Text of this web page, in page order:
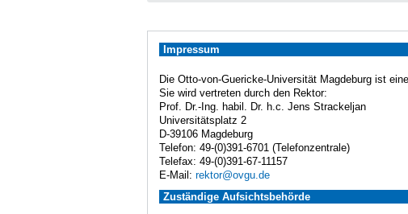
Impressum
Die Otto-von-Guericke-Universität Magdeburg ist
Sie wird vertreten durch den Rektor:
Prof. Dr.-Ing. habil. Dr. h.c. Jens Strackeljan
Universitätsplatz 2
D-39106 Magdeburg
Telefon: 49-(0)391-6701 (Telefonzentrale)
Telefax: 49-(0)391-67-11157
E-Mail: rektor@ovgu.de
Zuständige Aufsichtsbehörde